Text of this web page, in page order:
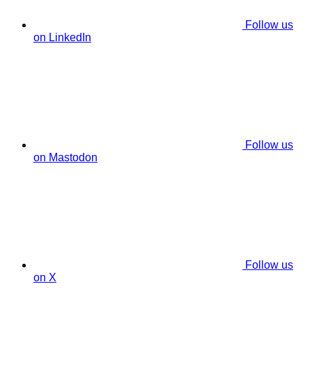
Follow us
on LinkedIn
Follow us
on Mastodon
Follow us
on X